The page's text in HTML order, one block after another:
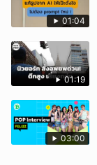
01:04
01:19
03:00